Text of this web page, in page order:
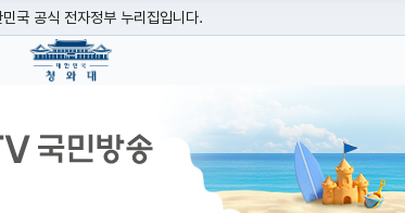
국 공식 전자정부 누리집입니다.
확인하기
등 다른 도메인 주소를 사용하고 있다면 아래 URL에서 도메인 주
집보기